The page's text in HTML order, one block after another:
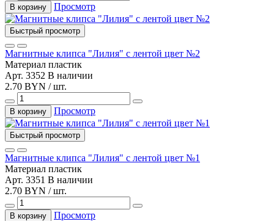
В корзину Просмотр
Быстрый просмотр
Магнитные клипса "Лилия" с лентой цвет №2
Материал пластик
Арт. 3352 В наличии
2.70 BYN / шт.
В корзину Просмотр
Быстрый просмотр
Магнитные клипса "Лилия" с лентой цвет №1
Материал пластик
Арт. 3351 В наличии
2.70 BYN / шт.
В корзину Просмотр